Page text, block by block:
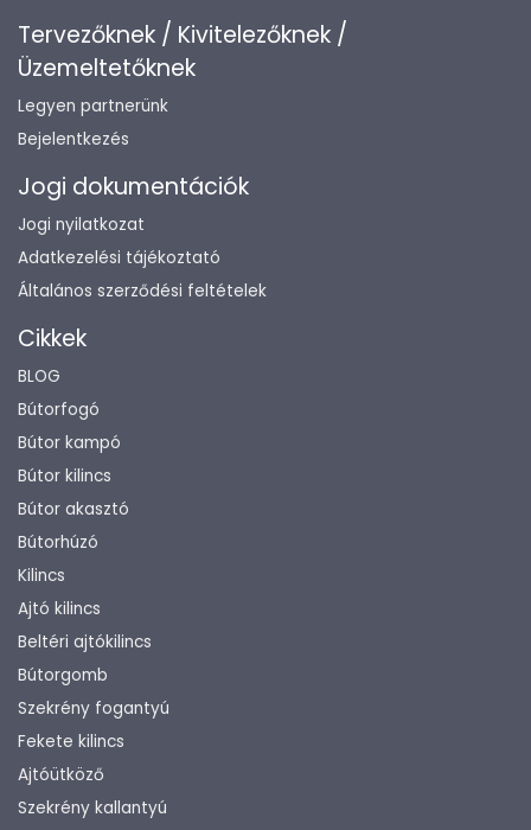
Tervezőknek / Kivitelezőknek /
Üzemeltetőknek
Legyen partnerünk
Bejelentkezés
Jogi dokumentációk
Jogi nyilatkozat
Adatkezelési tájékoztató
Általános szerződési feltételek
Cikkek
BLOG
Bútorfogó
Bútor kampó
Bútor kilincs
Bútor akasztó
Bútorhúzó
Kilincs
Ajtó kilincs
Beltéri ajtókilincs
Bútorgomb
Szekrény fogantyú
Fekete kilincs
Ajtóütköző
Szekrény kallantyú